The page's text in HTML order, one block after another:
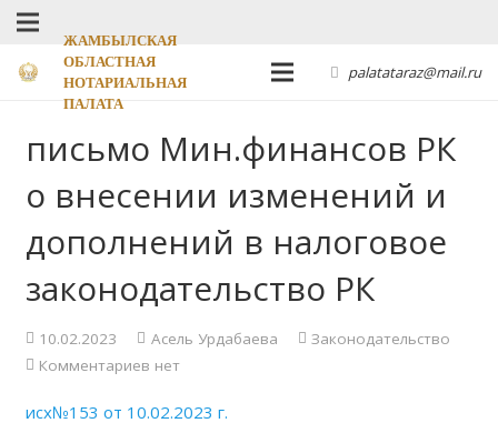
ЖАМБЫЛСКАЯ
ОБЛАСТНАЯ
НОТАРИАЛЬНАЯ
ПАЛАТА
palatataraz@mail.ru
письмо Мин.финансов РК
о внесении изменений и
дополнений в налоговое
законодательство РК
10.02.2023 Асель Урдабаева
Законодательство
Комментариев нет
исх№153 от 10.02.2023 г.